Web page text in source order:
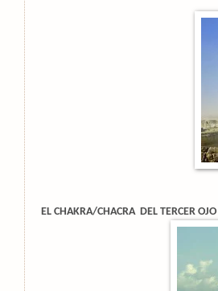
EL CHAKRA/CHACRA DEL TERCER OJO